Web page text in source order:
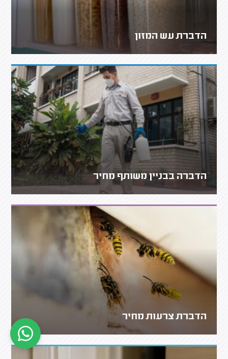
הדברת עש המזון
הדברה בבניין משותף מחיר
הדברת צרעות מחיר